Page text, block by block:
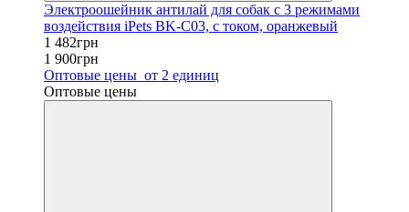
Электроошейник антилай для собак с 3 режимами
воздействия iPets BK-C03, с током, оранжевый
1 482грн
1 900грн
Оптовые цены от 2 единиц
Оптовые цены